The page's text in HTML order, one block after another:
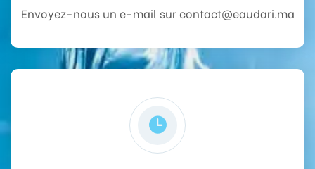
Envoyez-nous un e-mail sur contact@eaudari.ma